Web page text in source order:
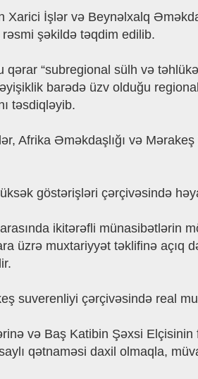
Xarici İşlǝr vǝ Beynǝlxalq
rǝsmi şǝkildǝ tǝqdim edilib.
“subregional sülh vǝ
barǝdǝ üzv olduğu
təsdiqləyib.
Afrika Əmǝkdaşlığı vǝ
göstǝrişlǝri çǝrçivǝsindǝ
ikitǝrǝfli münasibǝtlǝrin
üzrǝ muxtariyyǝt tǝklifinǝ açıq
suverenliyi çǝrçivǝsindǝ real
vǝ Baş Katibin Şǝxsi
qǝtnamǝsi daxil olmaqla,